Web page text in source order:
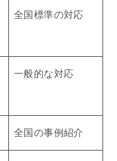
全国標準の対応
一般的な対応
全国の事例紹介